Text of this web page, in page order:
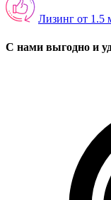
Лизинг от 1.5
С нами выгодно и